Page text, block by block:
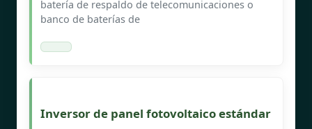
batería de respaldo de telecomunicaciones o
banco de baterías de
Inversor de panel fotovoltaico estándar